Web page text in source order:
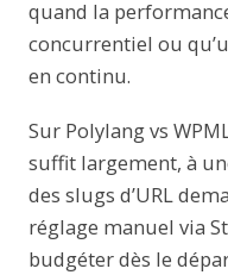
quand la
concurrentiel ou
en continu.
Sur Polylang vs
suffit largement, à
des slugs d’URL
réglage manuel via
budgéter dès le